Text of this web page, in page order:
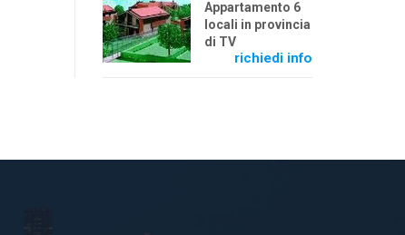
Appartamento 6
locali in provincia
di TV
richiedi info